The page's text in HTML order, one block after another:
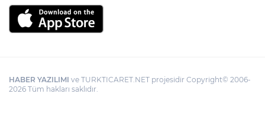
HABER YAZILIMI ve TURKTICARET.NET projesidir Copyright© 2006-
2026 Tüm hakları saklıdır.